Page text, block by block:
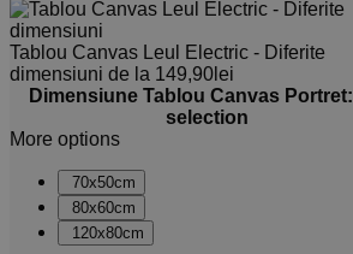
Tablou Canvas Leul Electric - Diferite
dimensiuni de la 149,90 lei
Dimensiune Tablou Canvas Portret:
selection
More options
70x50cm
80x60cm
120x80cm